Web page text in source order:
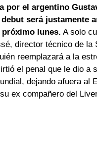
por el argentino
será justamente
próximo lunes. A solo
director técnico de la
reemplazará a la
el penal que le dio a
dejando afuera al
ex compañero del